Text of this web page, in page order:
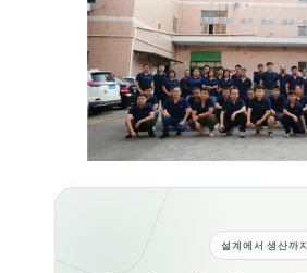
설계에서 생산까지